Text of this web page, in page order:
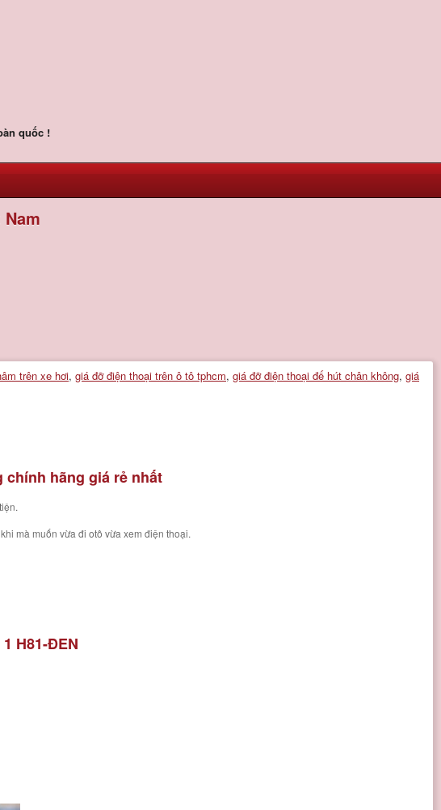
quốc !
trên xe hơi, giá đỡ điện thoại trên ô tô tphcm, giá đỡ điện thoại đế hút chân không, giá
hãng giá rẻ nhất
mà muốn vừa đi otô vừa xem điện thoại.
H81-ĐEN